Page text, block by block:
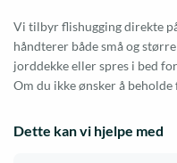
Vi tilbyr flishugging direkte
håndterer både små og
jorddekke eller spres i bed
Om du ikke ønsker å beholde
Dette kan vi hjelpe med